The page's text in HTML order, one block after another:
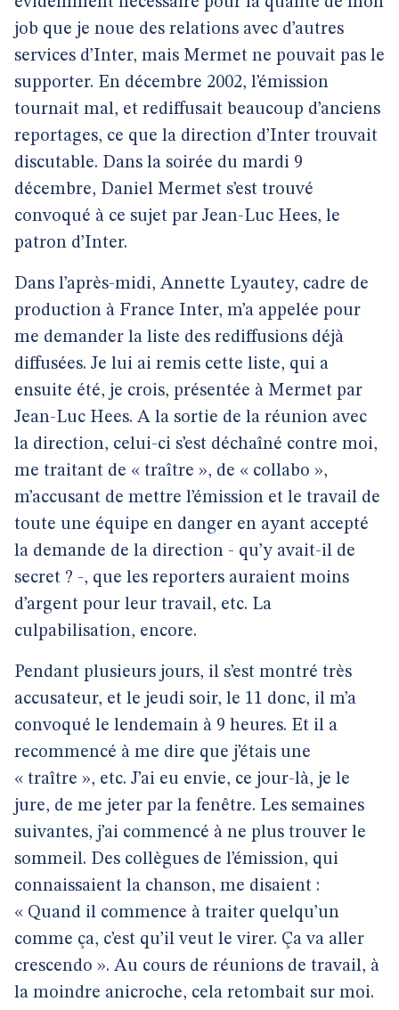
job que je noue des relations avec d’autres
services d’Inter, mais Mermet ne pouvait pas le
supporter. En décembre 2002, l’émission
tournait mal, et rediffusait beaucoup d’anciens
reportages, ce que la direction d’Inter trouvait
discutable. Dans la soirée du mardi 9
décembre, Daniel Mermet s’est trouvé
convoqué à ce sujet par Jean-Luc Hees, le
patron d’Inter.
Dans l’après-midi, Annette Lyautey, cadre de
production à France Inter, m’a appelée pour
me demander la liste des rediffusions déjà
diffusées. Je lui ai remis cette liste, qui a
ensuite été, je crois, présentée à Mermet par
Jean-Luc Hees. A la sortie de la réunion avec
la direction, celui-ci s’est déchaîné contre moi,
me traitant de « traître », de « collabo »,
m’accusant de mettre l’émission et le travail de
toute une équipe en danger en ayant accepté
la demande de la direction - qu’y avait-il de
secret ? -, que les reporters auraient moins
d’argent pour leur travail, etc. La
culpabilisation, encore.
Pendant plusieurs jours, il s’est montré très
accusateur, et le jeudi soir, le 11 donc, il m’a
convoqué le lendemain à 9 heures. Et il a
recommencé à me dire que j’étais une
« traître », etc. J’ai eu envie, ce jour-là, je le
jure, de me jeter par la fenêtre. Les semaines
suivantes, j’ai commencé à ne plus trouver le
sommeil. Des collègues de l’émission, qui
connaissaient la chanson, me disaient :
« Quand il commence à traiter quelqu’un
comme ça, c’est qu’il veut le virer. Ça va aller
crescendo ». Au cours de réunions de travail, à
la moindre anicroche, cela retombait sur moi.